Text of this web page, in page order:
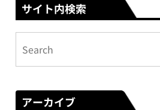
サイト内検索
アーカイブ